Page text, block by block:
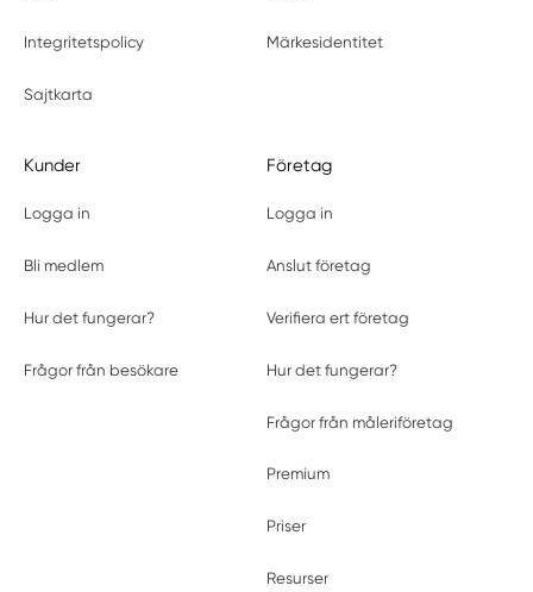
Integritetspolicy Märkesidentitet
Sajtkarta
Kunder
Logga in
Bli medlem
Hur det fungerar?
Frågor från besökare
Företag
Logga in
Anslut företag
Verifiera ert företag
Hur det fungerar?
Frågor från måleriföretag
Premium
Priser
Resurser